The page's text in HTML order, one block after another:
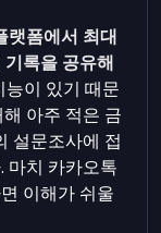
랫폼에서 최대
록을 공유해
능이 있기 때문
아주 적은 금
설문조사에 접
마치 카카오톡
이해가 쉬울